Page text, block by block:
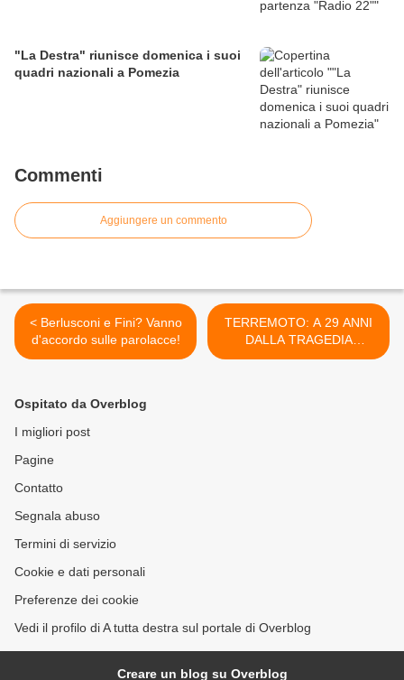
"La Destra" riunisce domenica i suoi
quadri nazionali a Pomezia
Commenti
Aggiungere un commento
< Berlusconi e Fini? Vanno
d'accordo sulle parolacce!
TERREMOTO: A 29 ANNI
DALLA TRAGEDIA
DELL'IRPINIA I GEOLOGI
Ospitato da Overblog
I migliori post
Pagine
Contatto
Segnala abuso
Termini di servizio
Cookie e dati personali
Preferenze dei cookie
Vedi il profilo di A tutta destra sul portale di Overblog
Creare un blog su Overblog